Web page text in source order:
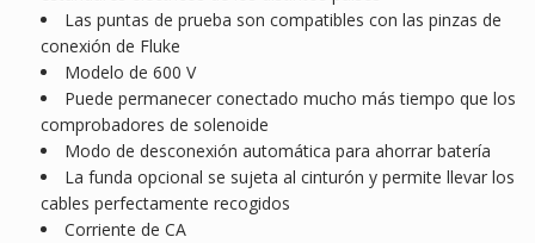
Las puntas de prueba son compatibles con las pinzas de
conexión de Fluke
Modelo de 600 V
Puede permanecer conectado mucho más tiempo que los
comprobadores de solenoide
Modo de desconexión automática para ahorrar batería
La funda opcional se sujeta al cinturón y permite llevar los
cables perfectamente recogidos
Corriente de CA